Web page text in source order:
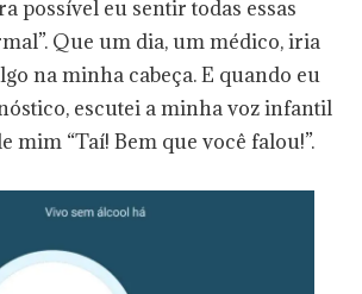
possível eu sentir todas essas
Que um dia, um médico, iria
na minha cabeça. E quando eu
escutei a minha voz infantil
mim “Taí! Bem que você falou!”.